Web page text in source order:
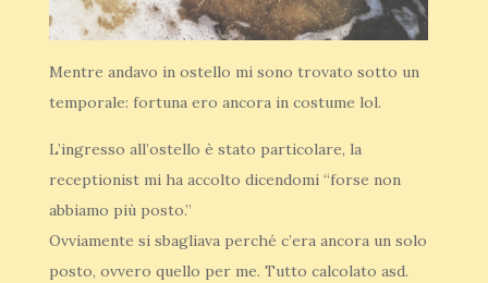
Mentre andavo in ostello mi sono trovato sotto un
temporale: fortuna ero ancora in costume lol.
L’ingresso all’ostello è stato particolare, la
receptionist mi ha accolto dicendomi “forse non
abbiamo più posto.”
Ovviamente si sbagliava perché c’era ancora un solo
posto, ovvero quello per me. Tutto calcolato asd.